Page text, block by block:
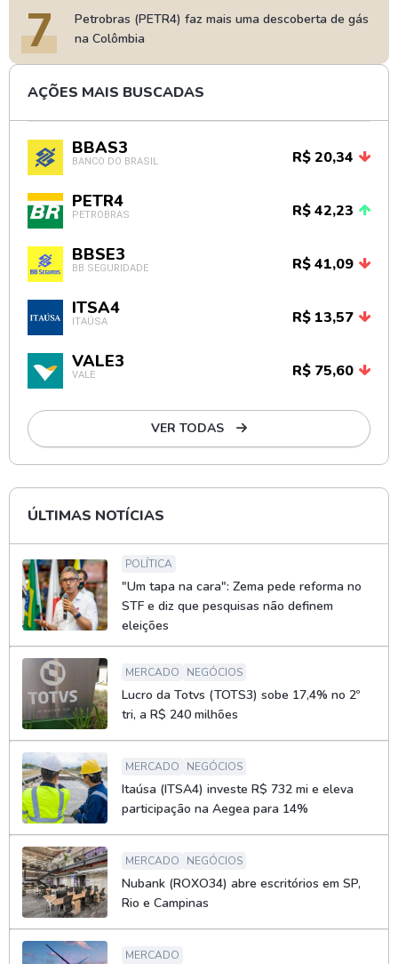
7
Petrobras (PETR4) faz mais uma descoberta de gás
na Colômbia
AÇÕES MAIS BUSCADAS
BBAS3
BANCO DO BRASIL R$ 20,34
PETR4
PETROBRAS R$ 42,23
BBSE3
BB SEGURIDADE R$ 41,09
ITSA4
ITAÚSA R$ 13,57
VALE3
VALE R$ 75,60
VER TODAS
ÚLTIMAS NOTÍCIAS
POLÍTICA
"Um tapa na cara": Zema pede reforma no
STF e diz que pesquisas não definem
eleições
MERCADO NEGÓCIOS
Lucro da Totvs (TOTS3) sobe 17,4% no 2º
tri, a R$ 240 milhões
MERCADO NEGÓCIOS
Itaúsa (ITSA4) investe R$ 732 mi e eleva
participação na Aegea para 14%
MERCADO NEGÓCIOS
Nubank (ROXO34) abre escritórios em SP,
Rio e Campinas
MERCADO